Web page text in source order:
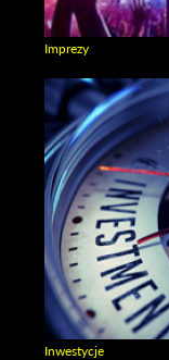
Imprezy
Inwestycje